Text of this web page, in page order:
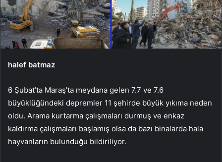
halef batmaz
6 Şubat’ta Maraş’ta meydana gelen 7.7 ve 7.6
büyüklüğündeki depremler 11 şehirde büyük yıkıma neden
oldu. Arama kurtarma çalışmaları durmuş ve enkaz
kaldırma çalışmaları başlamış olsa da bazı binalarda hala
hayvanların bulunduğu bildiriliyor.